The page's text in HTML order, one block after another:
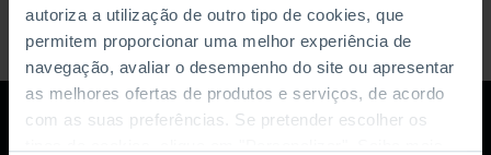
autoriza a utilização de outro tipo de cookies, que
permitem proporcionar uma melhor experiência de
navegação, avaliar o desempenho do site ou apresentar
as melhores ofertas de produtos e serviços, de acordo
com as suas preferências. Se pretender escolher os